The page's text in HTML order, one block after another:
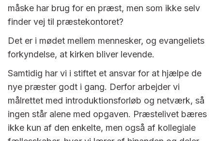
måske har brug for en præst, men som ikke selv
finder vej til præstekontoret?
Det er i mødet mellem mennesker, og evangeliets
forkyndelse, at kirken bliver levende.
Samtidig har vi i stiftet et ansvar for at hjælpe de
nye præster godt i gang. Derfor arbejder vi
målrettet med introduktionsforløb og netværk, så
ingen står alene med opgaven. Præstelivet bæres
ikke kun af den enkelte, men også af kollegiale